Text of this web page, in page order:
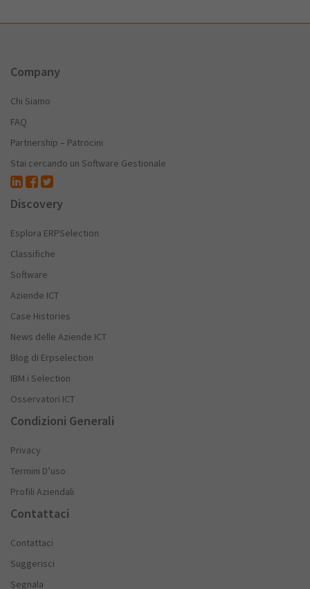
Company
Chi Siamo
FAQ
Partnership – Patrocini
Stai cercando un Software Gestionale
Discovery
Esplora ERPSelection
Classifiche
Software
Aziende ICT
Case Histories
News delle Aziende ICT
Blog di Erpselection
IBM i Selection
Osservatori ICT
Condizioni Generali
Privacy
Termini D’uso
Profili Aziendali
Contattaci
Contattaci
Suggerisci
Segnala